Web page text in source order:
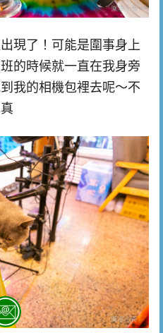
現了！可能是圍事身上
的時候就一直在我身旁
我的相機包裡去呢～不